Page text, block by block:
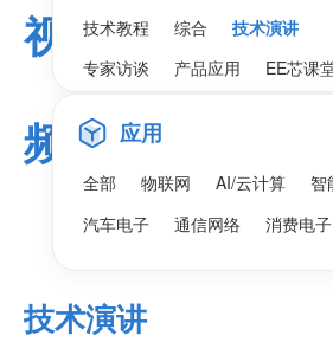
视
频
技术教程
综合
技术演讲
专家访谈
产品应用 EE芯课
应用
全部 物联网 AI/云计算
智
汽车电子
通信网络 消费电子
技术演讲